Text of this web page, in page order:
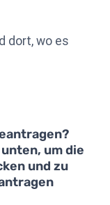
dort, wo es
um die
und zu